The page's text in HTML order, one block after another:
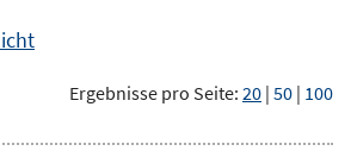
Ergebnisse pro Seite: 20 | 50 | 100